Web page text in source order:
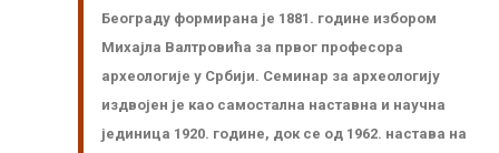
Београду формирана је 1881. године избором
Михајла Валтровића за првог професора
археологије у Србији. Семинар за археологију
издвојен је као самостална наставна и научна
јединица 1920. године, док се од 1962. настава на